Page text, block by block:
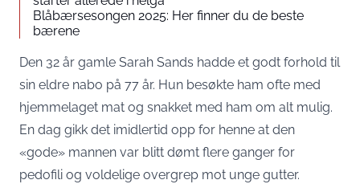
Blåbærsesongen 2025: Her finner du de beste
bærene
Den 32 år gamle Sarah Sands hadde et godt forhold til
sin eldre nabo på 77 år. Hun besøkte ham ofte med
hjemmelaget mat og snakket med ham om alt mulig.
En dag gikk det imidlertid opp for henne at den
«gode» mannen var blitt dømt flere ganger for
pedofili og voldelige overgrep mot unge gutter.